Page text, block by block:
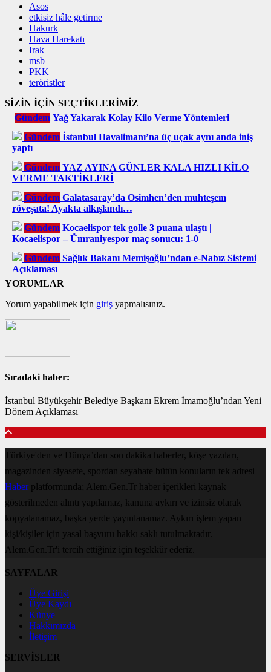
Asos
etkisiz hâle getirme
Hakurk
Hava Harekatı
Irak
msb
PKK
teröristler
SİZİN İÇİN SEÇTİKLERİMİZ
Gündem Yağ Yakarak Kolay Kilo Verme Yöntemleri
Gündem İstanbul Havalimanı’na üç uçak aynı anda iniş
yaptı
Gündem YAZ AYINA GÜNLER KALA HIZLI KİLO
VERME TAKTİKLERİ
Gündem Galatasaray’da Osimhen’den muhteşem
röveşata! Ayakta alkışlandı…
Gündem Kocaelispor tek golle 3 puana ulaştı |
Kocaelispor – Ümraniyespor maç sonucu: 1-0
Gündem Sağlık Bakanı Memişoğlu’ndan e-Nabız Sistemi
Açıklaması
YORUMLAR
Yorum yapabilmek için giriş yapmalısınız.
Sıradaki haber:
İstanbul Büyükşehir Belediye Başkanı Ekrem İmamoğlu’ndan Yeni
Dönem Açıklaması
Türkiye'den ve Dünya’dan son dakika haberler, köşe yazıları,
magazinden siyasete, spordan seyahate bütün konuların tek adresi
Haberplatformunda; Alem.Gen.Tr haber içerikleri kaynak
gösterilmeden alıntı yapılamaz, kanuna aykırı ve izinsiz olarak
kopyalanamaz, başka yerde yayınlanamaz. Aykırı işlem yapan
kişi/kişiler için yasal başvuru hakkı saklı tutulmaktadır.
Alem.Gen.Tr'i tercih ettiğiniz için teşekkür ederiz.
SAYFALAR
Üye Girişi
Üye Kaydı
Künye
Hakkımızda
İletişim
SERVİSLER